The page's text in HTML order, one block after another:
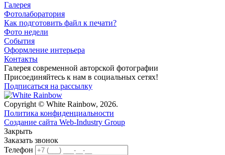
Галерея
Фотолаборатория
Как подготовить файл к печати?
Фото недели
События
Оформление интерьера
Контакты
Галерея современной авторской фотографии
Присоединяйтесь к нам в социальных сетях!
Подписаться на рассылку
Copyright © White Rainbow, 2026.
Политика конфиденциальности
Создание сайта Web-Industry Group
Закрыть
Заказать звонок
Телефон